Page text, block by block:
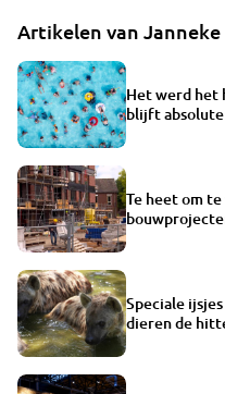
Artikelen van Janneke
Het werd het
blijft
Te heet om
Speciale
dieren de